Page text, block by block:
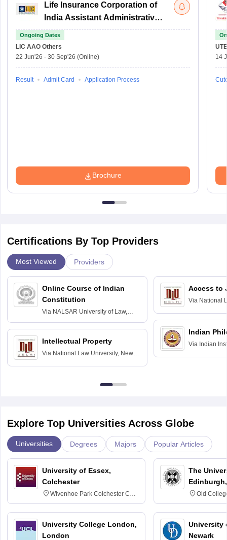
Life Insurance Corporation of
India Assistant Administrative
Officer
Ongoing Dates
LIC AAO Others
22 Jun'26 - 30 Sep'26 (Online)
Result Admit Card Application Process
Brochure
14
Certifications By Top Providers
Most Viewed Providers
Online Course of Indian
Constitution
Via NALSAR University of Law,
Intellectual Property
Via National Law University, New
Access to
Via National
Indian
Via Indian
Explore Top Universities Across Globe
Universities Degrees Majors Popular Articles
University of Essex,
Colchester
Wivenhoe Park Colchester CO4
3SQ
University College London,
London
The
Old
University
Newark